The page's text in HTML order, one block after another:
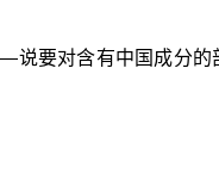
要对含有中国成分的